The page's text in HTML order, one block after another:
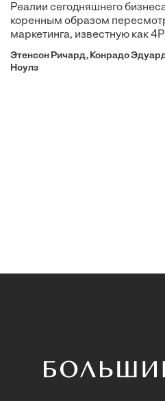
Реалии сегодняшнего
коренным образом
маркетинга, известную как 4Р
Этенсон Ричард, Конрадо
Ноулз